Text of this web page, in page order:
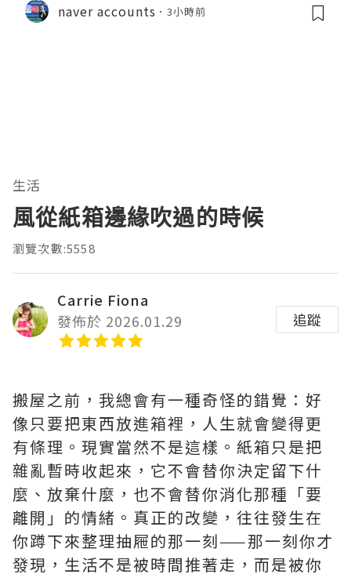
naver accounts 3小時前
生活
風從紙箱邊緣吹過的時候
瀏覽次數:5558
Carrie Fiona
發佈於 2026.01.29
追蹤
搬屋之前，我總會有一種奇怪的錯覺：好
像只要把東西放進箱裡，人生就會變得更
有條理。現實當然不是這樣。紙箱只是把
雜亂暫時收起來，它不會替你決定留下什
麼、放棄什麼，也不會替你消化那種「要
離開」的情緒。真正的改變，往往發生在
你蹲下來整理抽屜的那一刻——那一刻你才
發現，生活不是被時間推著走，而是被你